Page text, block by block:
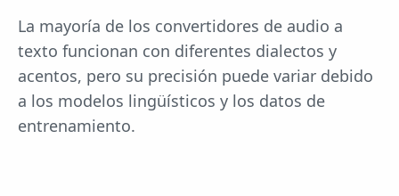
La mayoría de los convertidores de audio a
texto funcionan con diferentes dialectos y
acentos, pero su precisión puede variar debido
a los modelos lingüísticos y los datos de
entrenamiento.